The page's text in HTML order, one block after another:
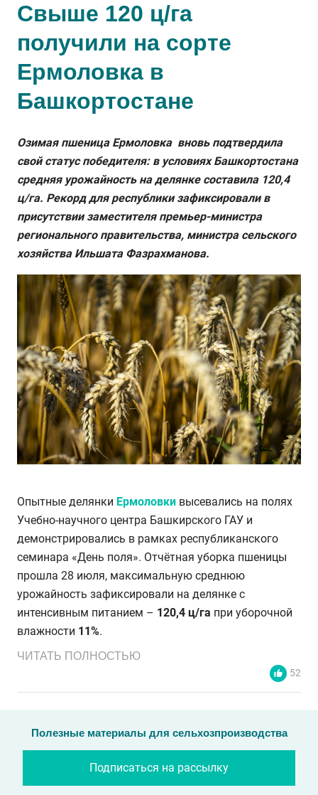
Свыше 120 ц/га
получили на сорте
Ермоловка в
Башкортостане
Озимая пшеница Ермоловка вновь подтвердила
свой статус победителя: в условиях Башкортостана
средняя урожайность на делянке составила 120,4
ц/га. Рекорд для республики зафиксировали в
присутствии заместителя премьер-министра
регионального правительства, министра сельского
хозяйства Ильшата Фазрахманова.
Опытные делянки Ермоловки высевались на полях
Учебно-научного центра Башкирского ГАУ и
демонстрировались в рамках республиканского
семинара «День поля». Отчётная уборка пшеницы
прошла 28 июля, максимальную среднюю
урожайность зафиксировали на делянке с
интенсивным питанием – 120,4 ц/га при уборочной
влажности 11%.
ЧИТАТЬ ПОЛНОСТЬЮ
52
Полезные материалы для сельхозпроизводства
Подписаться на рассылку